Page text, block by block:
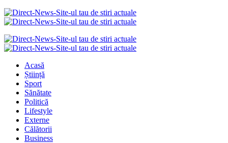
Acasă
Știință
Sport
Sănătate
Politică
Lifestyle
Externe
Călătorii
Business